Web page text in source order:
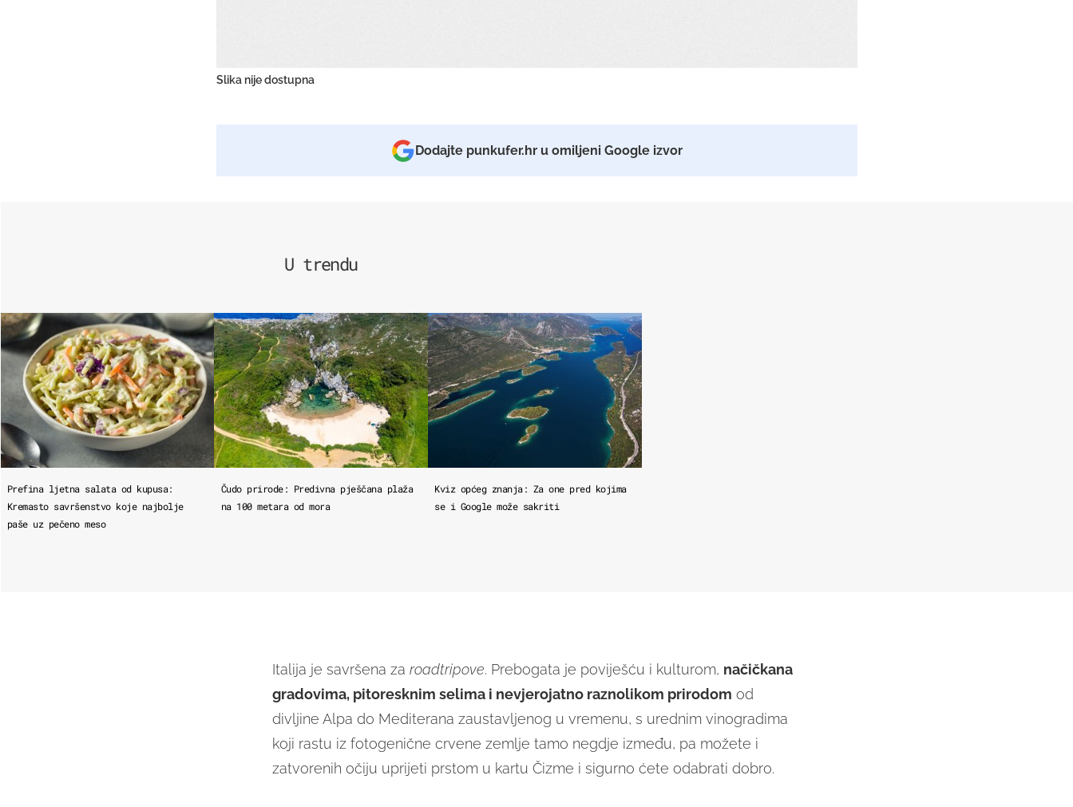
Slika nije dostupna
Dodajte punkufer.hr u omiljeni Google izvor
U trendu
Prefina ljetna salata od kupusa:
Kremasto savršenstvo koje najbolje
paše uz pečeno meso
Čudo prirode: Predivna pješčana plaža
na 100 metara od mora
Kviz općeg znanja: Za one pred kojima
se i Google može sakriti
Italija je savršena za roadtripove. Prebogata je poviješću i kulturom, načičkana
gradovima, pitoresknim selima i nevjerojatno raznolikom prirodom od
divljine Alpa do Mediterana zaustavljenog u vremenu, s urednim vinogradima
koji rastu iz fotogenične crvene zemlje tamo negdje između, pa možete i
zatvorenih očiju uprijeti prstom u kartu Čizme i sigurno ćete odabrati dobro.